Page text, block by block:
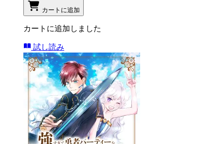
カートに追加
カートに追加しました
試し読み